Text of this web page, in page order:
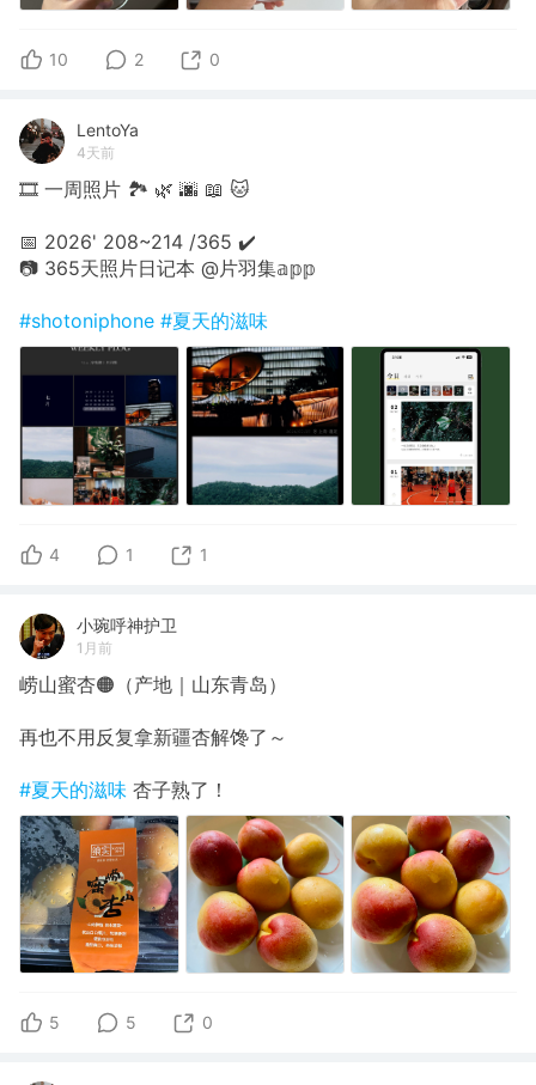
10 2 0
LentoYa
4天前
🎞 一周照片 🏞 🌿 🌆 📖 🐱
📅 2026' 208~214 /365 ✔️
📷 365天照片日记本 @片羽集𝕒𝕡𝕡
#shotoniphone #夏天的滋味
4 1 1
小琬呼神护卫
1月前
崂山蜜杏🟠（产地｜山东青岛）
再也不用反复拿新疆杏解馋了～
#夏天的滋味 杏子熟了！
5 5 0